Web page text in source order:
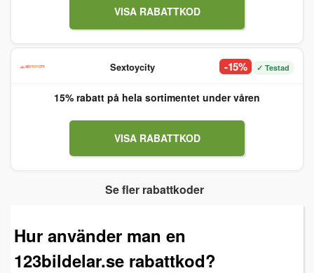
VISA RABATTKOD
Sextoycity -15% ✓ Testad
15% rabatt på hela sortimentet under våren
VISA RABATTKOD
Se fler rabattkoder
Hur använder man en
123bildelar.se rabattkod?